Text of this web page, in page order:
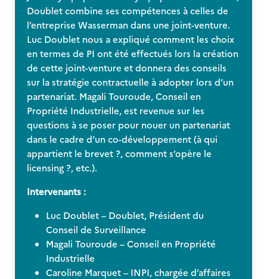
Doublet combine ses compétences à celles de
l’entreprise Wasserman dans une joint-venture.
Luc Doublet nous a expliqué comment les choix
en termes de PI ont été effectués lors la création
de cette joint-venture et donnera des conseils
sur la stratégie contractuelle à adopter lors d’un
partenariat. Magali Touroude, Conseil en
Propriété Industrielle, est revenue sur les
questions à se poser pour nouer un partenariat
dans le cadre d’un co-développement (à qui
appartient le brevet ?, comment s’opère le
licensing ?, etc.).
Intervenants :
Luc Doublet – Doublet, Président du
Conseil de Surveillance
Magali Touroude – Conseil en Propriété
Industrielle
Caroline Marquet – INPI, chargée d’affaires